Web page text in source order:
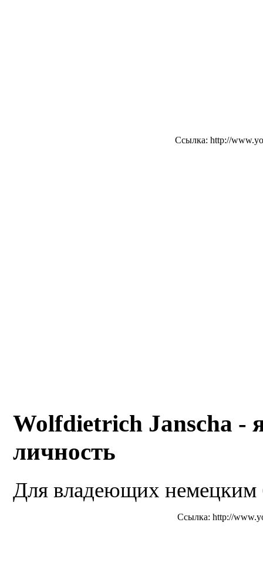
Ссылка: http://
Wolfdietrich Janscha -
личность
Для владеющих немецким
Ссылка: http://